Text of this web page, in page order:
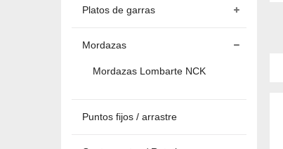
Platos de garras
Mordazas
Mordazas Lombarte NCK
Puntos fijos / arrastre